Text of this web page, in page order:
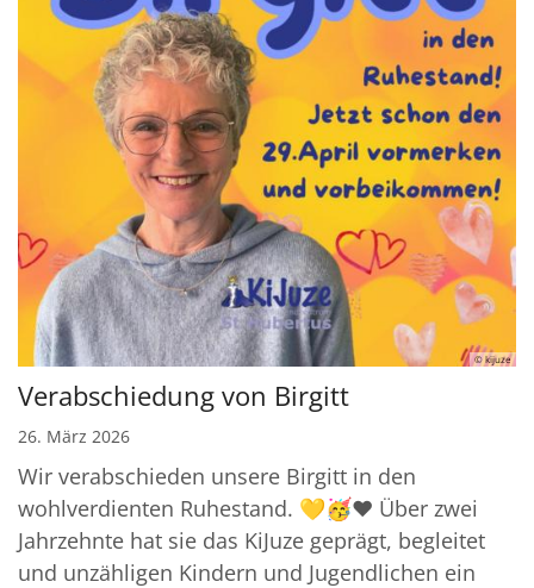
© kijuze
Verabschiedung von Birgitt
26. März 2026
Wir verabschieden unsere Birgitt in den
wohlverdienten Ruhestand. 💛🥳❤️ Über zwei
Jahrzehnte hat sie das KiJuze geprägt, begleitet
und unzähligen Kindern und Jugendlichen ein